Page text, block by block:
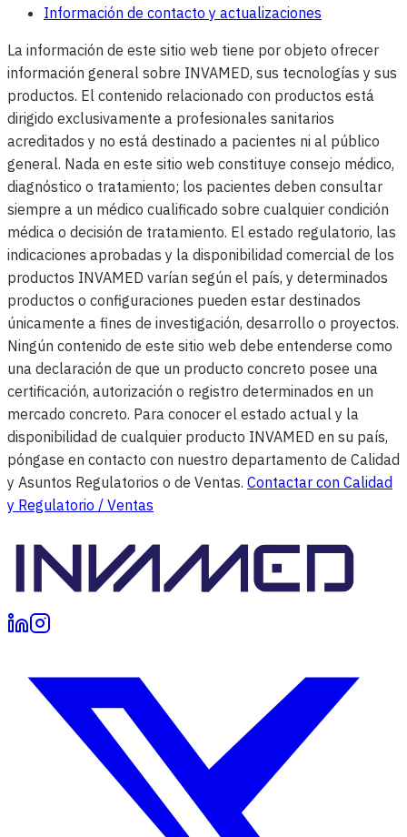
Información de contacto y actualizaciones
La información de este sitio web tiene por objeto ofrecer
información general sobre INVAMED, sus tecnologías y sus
productos. El contenido relacionado con productos está
dirigido exclusivamente a profesionales sanitarios
acreditados y no está destinado a pacientes ni al público
general. Nada en este sitio web constituye consejo médico,
diagnóstico o tratamiento; los pacientes deben consultar
siempre a un médico cualificado sobre cualquier condición
médica o decisión de tratamiento. El estado regulatorio, las
indicaciones aprobadas y la disponibilidad comercial de los
productos INVAMED varían según el país, y determinados
productos o configuraciones pueden estar destinados
únicamente a fines de investigación, desarrollo o proyectos.
Ningún contenido de este sitio web debe entenderse como
una declaración de que un producto concreto posee una
certificación, autorización o registro determinados en un
mercado concreto. Para conocer el estado actual y la
disponibilidad de cualquier producto INVAMED en su país,
póngase en contacto con nuestro departamento de Calidad
y Asuntos Regulatorios o de Ventas. Contactar con Calidad
y Regulatorio / Ventas